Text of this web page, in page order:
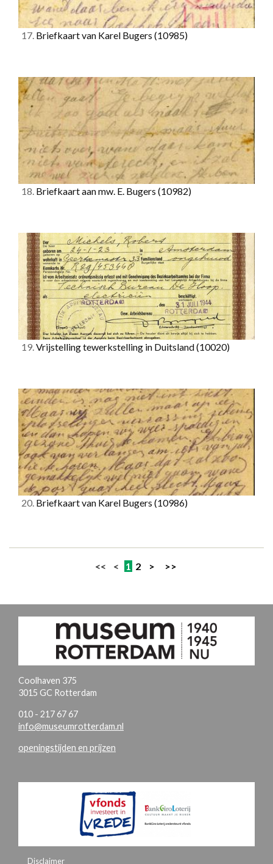
17. Briefkaart van Karel Bugers (10985)
18. Briefkaart aan mw. E. Bugers (10982)
19.Vrijstelling tewerkstelling in Duitsland(10020)
20. Briefkaart van Karel Bugers (10986)
<< < 1 2 > >>
Coolhaven 375
3015 GC Rotterdam
010 - 217 67 67
info@museumrotterdam.nl
openingstijden en prijzen
Disclaimer